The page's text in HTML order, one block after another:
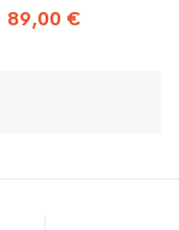
FIXATIONS
89,00 €